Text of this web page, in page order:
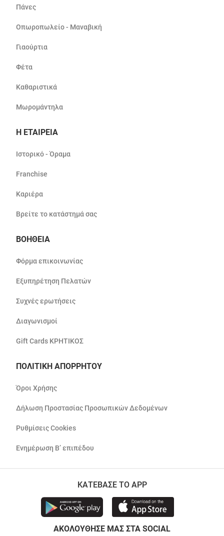
Πάνες
Οπωροπωλείο - Μαναβική
Γιαούρτια
Φέτα
Καθαριστικά
Μωρομάντηλα
Η ΕΤΑΙΡΕΙΑ
Ιστορικό - Όραμα
Franchise
Καριέρα
Βρείτε το κατάστημά σας
ΒΟΗΘΕΙΑ
Φόρμα επικοινωνίας
Εξυπηρέτηση Πελατών
Συχνές ερωτήσεις
Διαγωνισμοί
Gift Cards ΚΡΗΤΙΚΟΣ
ΠΟΛΙΤΙΚΗ ΑΠΟΡΡΗΤΟΥ
Όροι Χρήσης
Δήλωση Προστασίας Προσωπικών Δεδομένων
Ρυθμίσεις Cookies
Ενημέρωση Β’ επιπέδου
ΚΑΤΕΒΑΣΕ ΤΟ APP
ΑΚΟΛΟΥΘΗΣΕ ΜΑΣ ΣΤΑ SOCIAL